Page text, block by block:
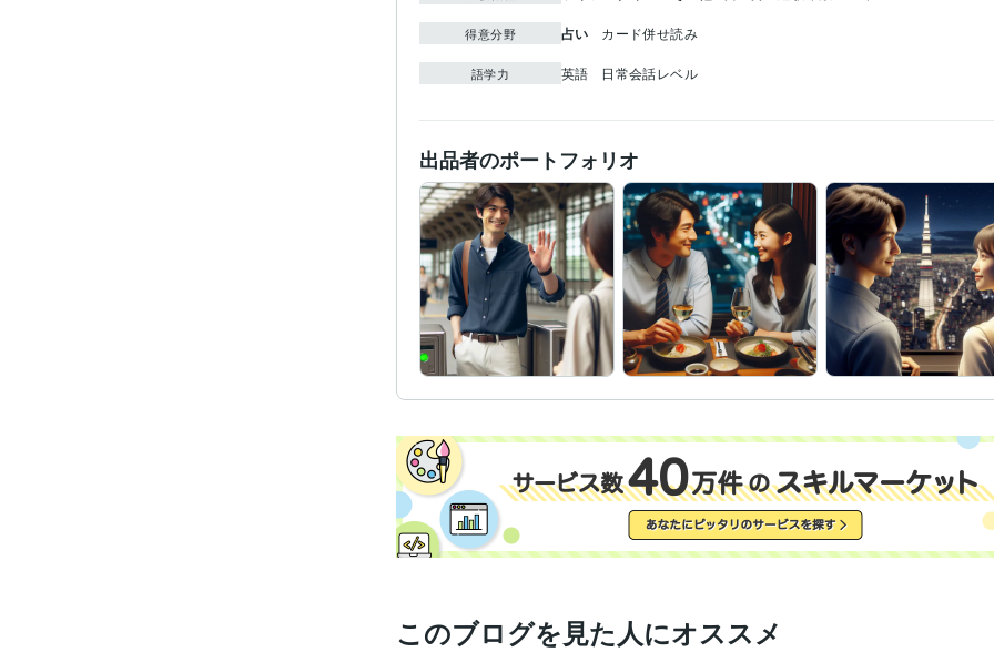
得意分野 占い カード併せ読み
語学力 英語 日常会話レベル
出品者のポートフォリオ
このブログを見た人にオススメ